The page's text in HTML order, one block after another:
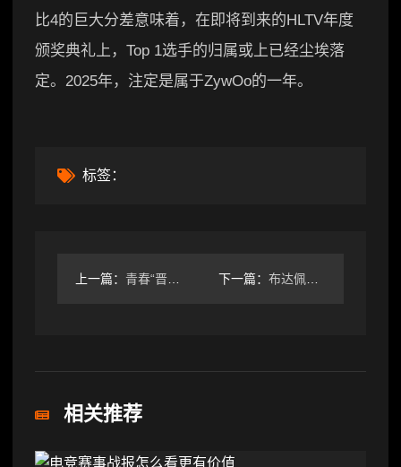
比4的巨大分差意味着，在即将到来的HLTV年度
颁奖典礼上，Top 1选手的归属或上已经尘埃落
定。2025年，注定是属于ZywOo的一年。
标签：
上一篇： 青春“晋”行时！ 2025动感地带校园电竞联赛秋季赛山西赛区 下一篇： 布达佩斯Major办得很好！G2经理Peca力挺主办方Sta
相关推荐